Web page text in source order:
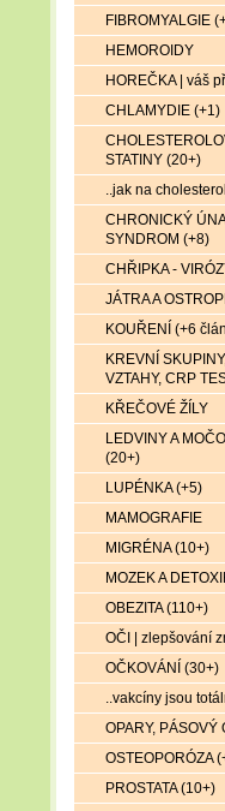
FIBROMYALGIE
HEMOROIDY
HOREČKA | váš
CHLAMYDIE (+1)
STATINY (20+)
..jak na
CHRONICKÝ
SYNDROM (+8)
CHŘIPKA -
JÁTRA A
KOUŘENÍ (+6
KREVNÍ
VZTAHY, CRP
KŘEČOVÉ ŽÍLY
LEDVINY A
(20+)
LUPÉNKA (+5)
MAMOGRAFIE
MIGRÉNA (10+)
MOZEK A
OBEZITA (110+)
OČI | zlepšování
OČKOVÁNÍ (30+)
..vakcíny jsou
OPARY, PÁSOVÝ
OSTEOPORÓZA
PROSTATA (10+)